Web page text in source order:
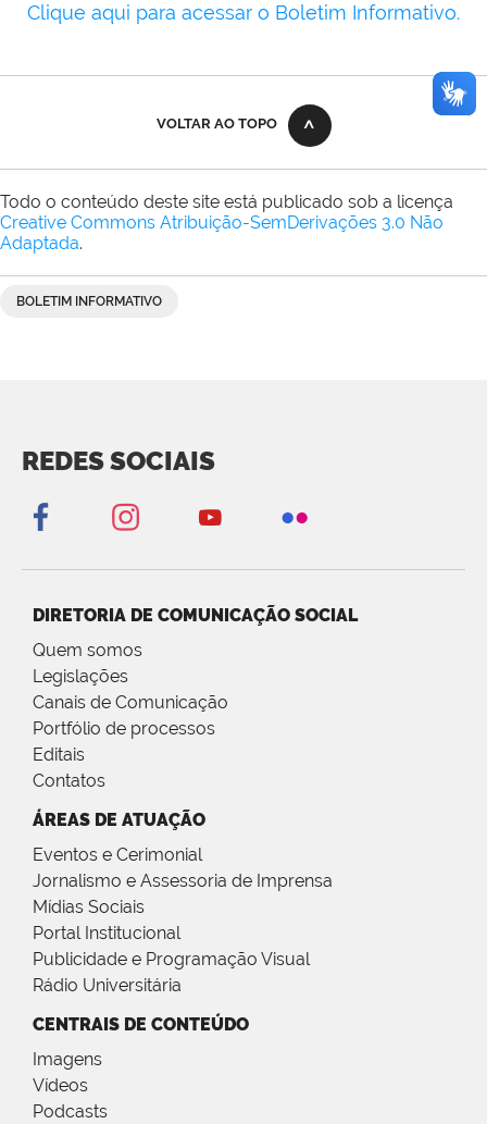
Clique aqui para acessar o Boletim Informativo.
VOLTAR AO TOPO
Todo o conteúdo deste site está publicado sob a licença
Creative Commons Atribuição-SemDerivações 3.0 Não
Adaptada.
BOLETIM INFORMATIVO
REDES SOCIAIS
DIRETORIA DE COMUNICAÇÃO SOCIAL
Quem somos
Legislações
Canais de Comunicação
Portfólio de processos
Editais
Contatos
ÁREAS DE ATUAÇÃO
Eventos e Cerimonial
Jornalismo e Assessoria de Imprensa
Mídias Sociais
Portal Institucional
Publicidade e Programação Visual
Rádio Universitária
CENTRAIS DE CONTEÚDO
Imagens
Vídeos
Podcasts